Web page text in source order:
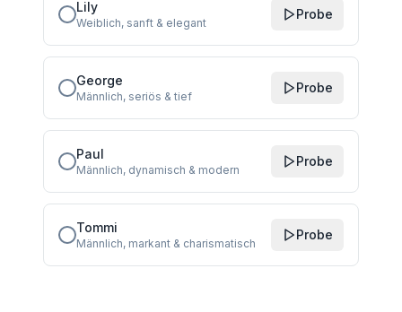
Lily
Weiblich, sanft & elegant
Probe
George
Männlich, seriös & tief
Probe
Paul
Männlich, dynamisch & modern
Probe
Tommi
Männlich, markant & charismatisch
Probe